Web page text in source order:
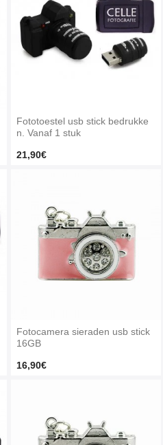
Fototoestel usb stick bedrukke
n. Vanaf 1 stuk
21,90€
Fotocamera sieraden usb stick
16GB
16,90€